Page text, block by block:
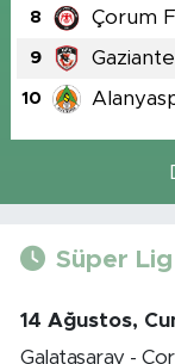
8 Çorum
9
10
Süper
14 Ağustos,
Galatasaray -